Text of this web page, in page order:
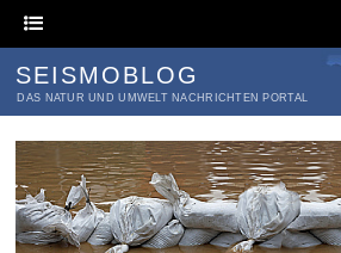
SEISMOBLOG
DAS NATUR UND UMWELT NACHRICHTEN PORTAL